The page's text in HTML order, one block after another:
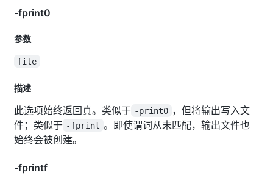
-fprint0
参数
file
描述
此选项始终返回真。类似于 -print0 ，但将输出写入文
件；类似于 -fprint 。即使谓词从未匹配，输出文件也
始终会被创建。
-fprintf